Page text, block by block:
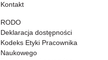
Kontakt
RODO
Deklaracja dostępności
Kodeks Etyki Pracownika
Naukowego